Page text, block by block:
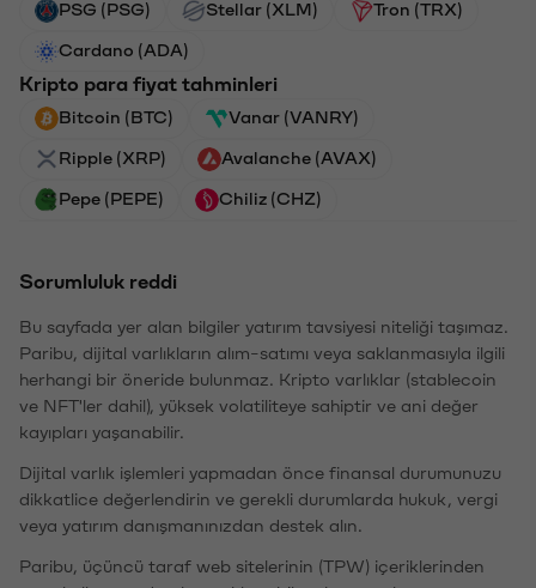
PSG (PSG) Stellar (XLM) Tron (TRX)
Cardano (ADA)
Kripto para fiyat tahminleri
Bitcoin (BTC) Vanar (VANRY)
Ripple (XRP) Avalanche (AVAX)
Pepe (PEPE) Chiliz (CHZ)
Sorumluluk reddi
Bu sayfada yer alan bilgiler yatırım tavsiyesi niteliği taşımaz.
Paribu, dijital varlıkların alım-satımı veya saklanmasıyla ilgili
herhangi bir öneride bulunmaz. Kripto varlıklar (stablecoin
ve NFT'ler dahil), yüksek volatiliteye sahiptir ve ani değer
kayıpları yaşanabilir.
Dijital varlık işlemleri yapmadan önce finansal durumunuzu
dikkatlice değerlendirin ve gerekli durumlarda hukuk, vergi
veya yatırım danışmanınızdan destek alın.
Paribu, üçüncü taraf web sitelerinin (TPW) içeriklerinden